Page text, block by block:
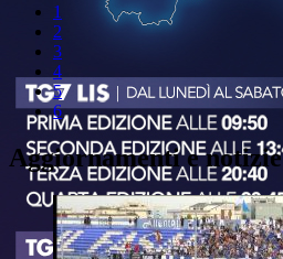
1
2
3
4
5
6
Aggiornamenti e notizie